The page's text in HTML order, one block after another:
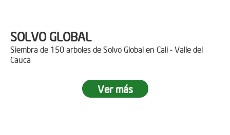
SOLVO GLOBAL
Siembra de 150 arboles de Solvo Global en Cali - Valle del
Cauca
Ver más